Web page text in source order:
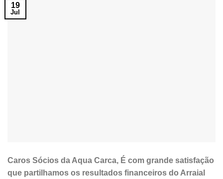
19
Jul
Caros Sócios da Aqua Carca, É com grande satisfação
que partilhamos os resultados financeiros do Arraial